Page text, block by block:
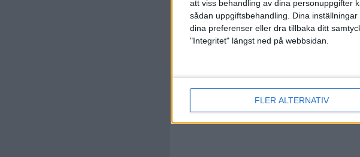
att viss behandling av dina personuppgifter
sådan uppgiftsbehandling. Dina
dina preferenser eller dra tillbaka ditt
"Integritet" längst ned på webbsidan.
FLER ALTERNATIV